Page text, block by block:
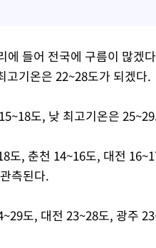
들어 전국에 구름이 많겠
고기온은 22~28도가 되겠다.
도, 낮 최고기온은
도, 춘천 14~16도, 대전
측된다.
도, 대전 23~28도, 광주